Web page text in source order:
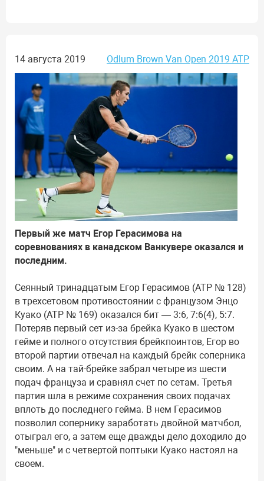
14 августа 2019 Odlum Brown Van Open 2019 ATP
Первый же матч Егор Герасимова на
соревнованиях в канадском Ванкувере оказался и
последним.
Сеянный тринадцатым Егор Герасимов (ATP № 128)
в трехсетовом противостоянии с французом Энцо
Куако (ATP № 169) оказался бит — 3:6, 7:6(4), 5:7.
Потеряв первый сет из-за брейка Куако в шестом
гейме и полного отсутствия брейкпоинтов, Егор во
второй партии отвечал на каждый брейк соперника
своим. А на тай-брейке забрал четыре из шести
подач француза и сравнял счет по сетам. Третья
партия шла в режиме сохранения своих подачах
вплоть до последнего гейма. В нем Герасимов
позволил сопернику заработать двойной матчбол,
отыграл его, а затем еще дважды дело доходило до
"меньше" и с четвертой поптыки Куако настоял на
своем.